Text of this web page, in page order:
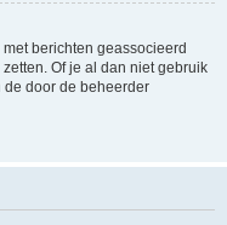
berichten geassocieerd
Of je al dan niet gebruik
de door de beheerder